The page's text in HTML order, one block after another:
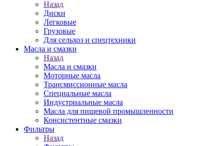
Назад
Диски
Легковые
Грузовые
Для сельхоз и спецтехники
Масла и смазки
Назад
Масла и смазки
Моторные масла
Трансмиссионные масла
Специальные масла
Индустриальные масла
Масла для пищевой промышленности
Консистентные смазки
Фильтры
Назад